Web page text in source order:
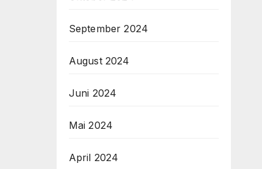
September 2024
August 2024
Juni 2024
Mai 2024
April 2024